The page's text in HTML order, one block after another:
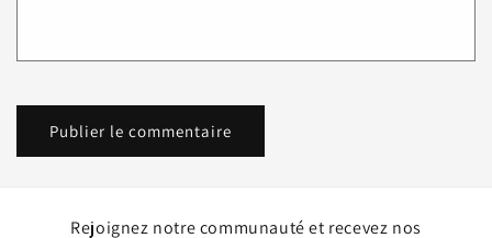
Rejoignez notre communauté et recevez nos